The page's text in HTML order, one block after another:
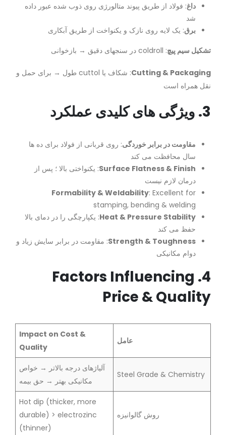
داغ: فولاد از طریق پیوند متالورژی روی ذوب شده عبور داده
شد
برق: یک لایه روی نازک و یکنواخت از طریق آبکاری
تشکیل سیم پیچ: coldroll در سنجهای دقیق → بازخوانی
Cutting & Packaging
: شکاف یا cuttol طول → برای حمل و
نقل همراه است
3. ویژگی های کلیدی عملکرد
مقاومت در برابر خوردگی: روی قربانی از فولاد برای ده ها
سال محافظت می کند
Surface Flatness & Finish: یکنواختی بالا ؛ پس از
درمان لازم نیست
Formability & Weldability: Excellent for
stamping, bending & welding
Heat & Pressure Stability: یکپارچگی را در دمای بالا
حفظ می کند
Strength & Toughness: مقاومت در برابر سایش زیاد و
دوام مکانیکی
4. Factors Influencing
Price & Quality
عامل
Impact on Cost &
Quality
Steel Grade & Chemistry
آلیاژهای درجه بالاتر → خواص
مکانیکی بهتر → حق بیمه
روش گالوانیزه
Hot dip (thicker, more
durable) > electrozinc
(thinner)